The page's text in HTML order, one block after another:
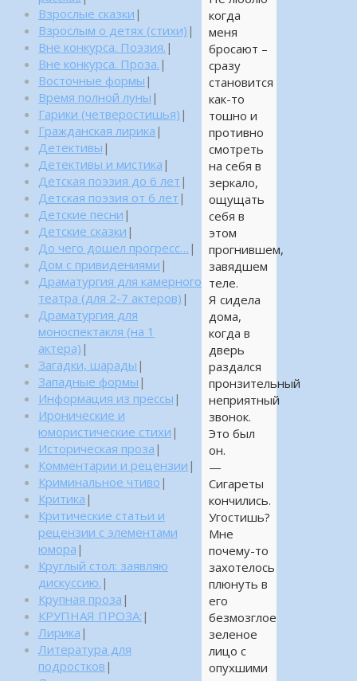
когда
меня
бросают –
сразу
становится
как-то
тошно и
противно
смотреть
на себя в
зеркало,
ощущать
себя в
этом
прогнившем,
завядшем
теле.
Я сидела
дома,
когда в
дверь
раздался
пронзительный
неприятный
звонок.
Это был
он.
—
Сигареты
кончились.
Угостишь?
Мне
почему-то
захотелось
плюнуть в
его
безмозглое
зеленое
лицо с
опухшими
Взрослые сказки |
Взрослым о детях (стихи) |
Вне конкурса. Поэзия. |
Вне конкурса. Проза. |
Восточные формы |
Время полной луны |
Гарики (четверостишья) |
Гражданская лирика |
Детективы |
Детективы и мистика |
Детская поэзия до 6 лет |
Детская поэзия от 6 лет |
Детские песни |
Детские сказки |
До чего дошел прогресс… |
Дом с привидениями |
Драматургия для камерного
театра (для 2-7 актеров) |
Драматургия для
моноспектакля (на 1
актера) |
Загадки, шарады |
Западные формы |
Информация из прессы |
Иронические и
юмористические стихи |
Историческая проза |
Комментарии и рецензии |
Криминальное чтиво |
Критика |
Критические статьи и
рецензии с элементами
юмора |
Круглый стол: заявляю
дискуссию. |
Крупная проза |
КРУПНАЯ ПРОЗА: |
Лирика |
Литература для
подростков |